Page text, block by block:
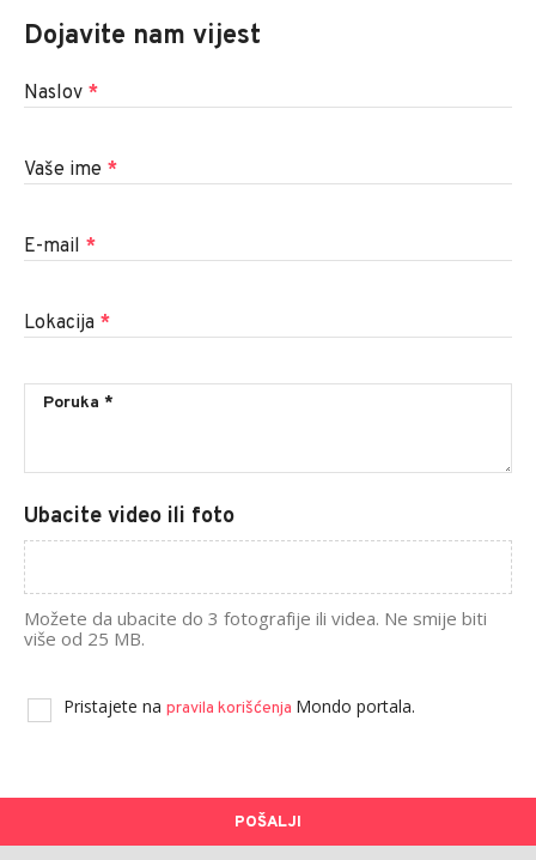
Dojavite nam vijest
Naslov *
Vaše ime *
E-mail *
Lokacija *
Ubacite video ili foto
Možete da ubacite do 3 fotografije ili videa. Ne smije biti
više od 25 MB.
Pristajete na pravila korišćenja Mondo portala.
POŠALJI